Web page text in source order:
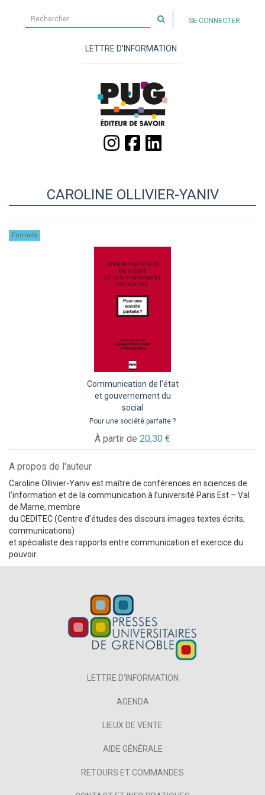
sur
site
SE CONNECTER
LETTRE D'INFORMATION
CAROLINE OLLIVIER-YANIV
Formats
Communication de l’état
et gouvernement du
social
Pour une société parfaite ?
À partir de 20,30 €
A propos de l'auteur
Caroline Ollivier-Yaniv est maître de conférences en sciences de
l’information et de la communication à l’université Paris Est – Val
de Marne, membre
du CEDITEC (Centre d’études des discours images textes écrits,
communications)
et spécialiste des rapports entre communication et exercice du
pouvoir.
LETTRE D'INFORMATION
AGENDA
LIEUX DE VENTE
AIDE GÉNÉRALE
RETOURS ET COMMANDES